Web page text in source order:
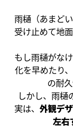
雨樋（あまど
受け止めて地面
もし雨樋がな
化を早めたり
の耐
しかし、雨樋
実は、 外観デ
左右